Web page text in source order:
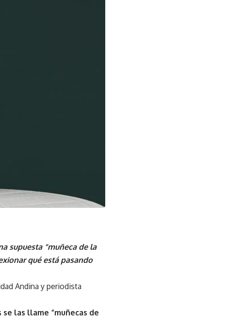
supuesta “muñeca de la
qué está pasando
Andina y periodista
las llame “muñecas de